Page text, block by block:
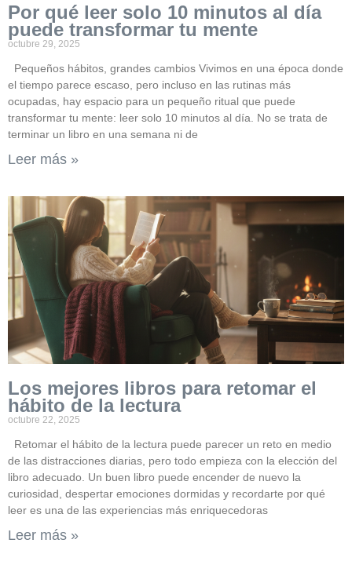
Por qué leer solo 10 minutos al día
puede transformar tu mente
octubre 29, 2025
Pequeños hábitos, grandes cambios Vivimos en una época donde
el tiempo parece escaso, pero incluso en las rutinas más
ocupadas, hay espacio para un pequeño ritual que puede
transformar tu mente: leer solo 10 minutos al día. No se trata de
terminar un libro en una semana ni de
Leer más »
Los mejores libros para retomar el
hábito de la lectura
octubre 22, 2025
Retomar el hábito de la lectura puede parecer un reto en medio
de las distracciones diarias, pero todo empieza con la elección del
libro adecuado. Un buen libro puede encender de nuevo la
curiosidad, despertar emociones dormidas y recordarte por qué
leer es una de las experiencias más enriquecedoras
Leer más »